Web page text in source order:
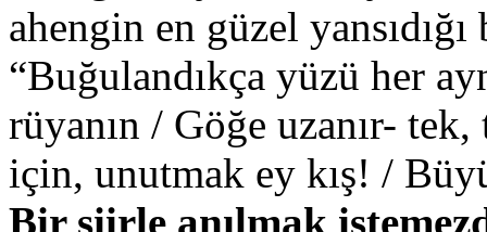
ahengin en güzel
“Buğulandıkça yüzü her
rüyanın / Göğe uzanır-
için, unutmak ey kış! /
Bir şiirle anılmak